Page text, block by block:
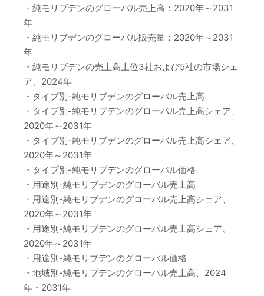
・純モリブデンのグローバル売上高：2020年～2031
年
・純モリブデンのグローバル販売量：2020年～2031
年
・純モリブデンの売上高上位3社および5社の市場シェ
ア、2024年
・タイプ別-純モリブデンのグローバル売上高
・タイプ別-純モリブデンのグローバル売上高シェア、
2020年～2031年
・タイプ別-純モリブデンのグローバル売上高シェア、
2020年～2031年
・タイプ別-純モリブデンのグローバル価格
・用途別-純モリブデンのグローバル売上高
・用途別-純モリブデンのグローバル売上高シェア、
2020年～2031年
・用途別-純モリブデンのグローバル売上高シェア、
2020年～2031年
・用途別-純モリブデンのグローバル価格
・地域別-純モリブデンのグローバル売上高、2024
年・2031年